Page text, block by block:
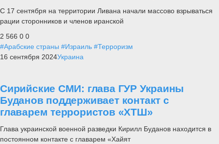
С 17 сентября на территории Ливана начали массово взрываться
рации сторонников и членов иранской
2 566 0 0
#Арабские страны #Израиль #Терроризм
16 сентября 2024Украина
Сирийские СМИ: глава ГУР Украины
Буданов поддерживает контакт с
главарем террористов «ХТШ»
Глава украинской военной разведки Кирилл Буданов находится в
постоянном контакте с главарем «Хайят